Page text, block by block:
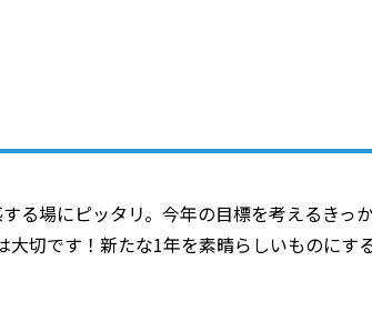
る場にピッタリ。今年の目標を考えるきっ
切です！新たな1年を素晴らしいものにす